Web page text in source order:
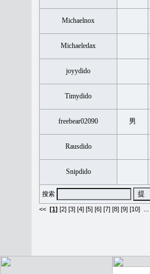
Michaelnox
Michaeledax
joyydido
Timydido
freebear02090 男
Rausdido
Snipdido
搜索
<< [1] [2] [3] [4] [5] [6] [7] [8] [9] [10]